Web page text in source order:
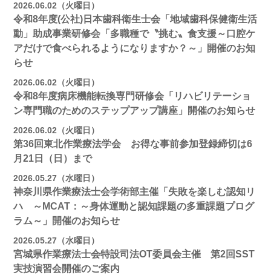
2026.06.02（火曜日）
令和8年度(公社)日本歯科衛生士会「地域歯科保健衛生活
動」助成事業研修会「多職種で〝挑む〟食支援～口腔ケ
アだけで食べられるようになりますか？～」開催のお知
らせ
2026.06.02（火曜日）
令和8年度病床機能転換専門研修会「リハビリテーショ
ン専門職のためのステップアップ講座」開催のお知らせ
2026.06.02（火曜日）
第36回東北作業療法学会 お得な事前参加登録締切は6
月21日（日）まで
2026.05.27（水曜日）
神奈川県作業療法士会学術部主催「失敗を楽しむ認知リ
ハ ～MCAT：～身体運動と認知課題の多重課題プログ
ラム～」開催のお知らせ
2026.05.27（水曜日）
宮城県作業療法士会特設司法OT委員会主催 第2回SST
実技演習会開催のご案内